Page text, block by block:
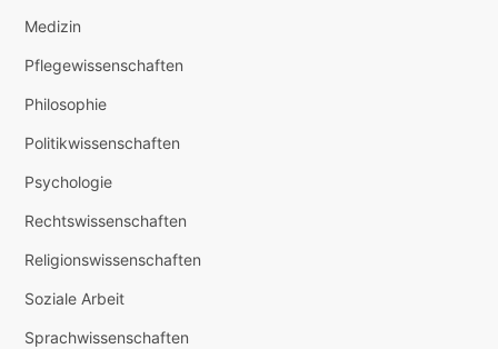
Medizin
Pflegewissenschaften
Philosophie
Politikwissenschaften
Psychologie
Rechtswissenschaften
Religionswissenschaften
Soziale Arbeit
Sprachwissenschaften